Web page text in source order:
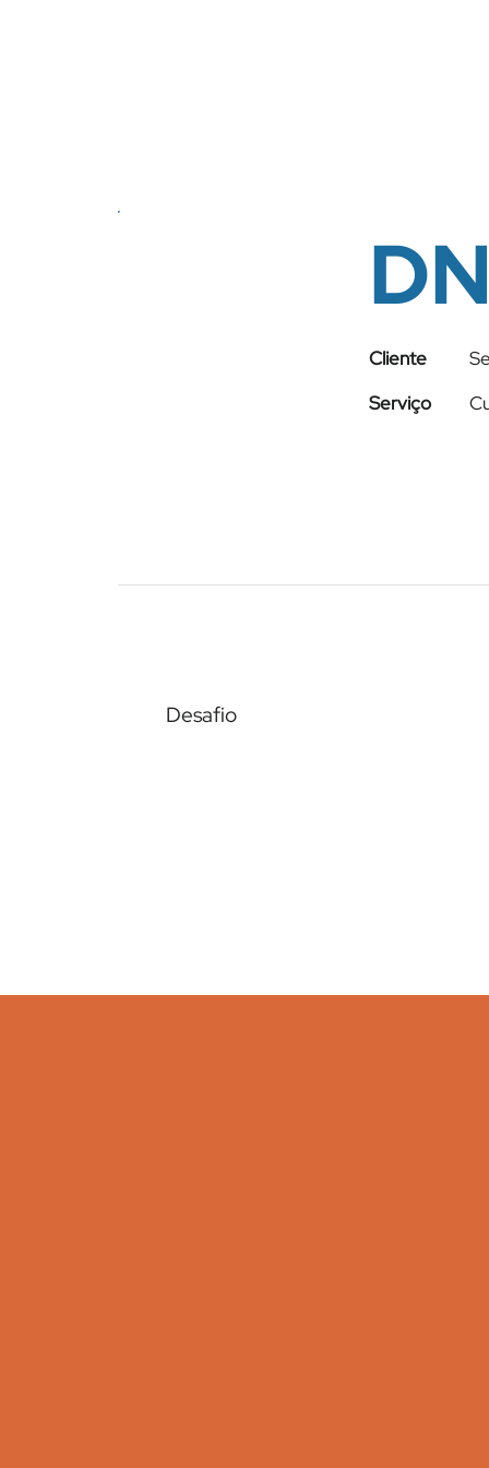
Cliente
Serviço
Desafio